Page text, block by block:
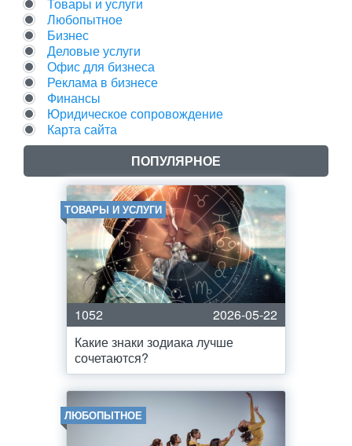
Любопытное
Бизнес
Деловые услуги
Офис для бизнеса
Реклама в бизнесе
Финансы
Юридическое сопровождение
Карта сайта
ПОПУЛЯРНОЕ
ТОВАРЫ И УСЛУГИ
1052
2026-05-22
Какие знаки зодиака лучше
сочетаются?
ЛЮБОПЫТНОЕ